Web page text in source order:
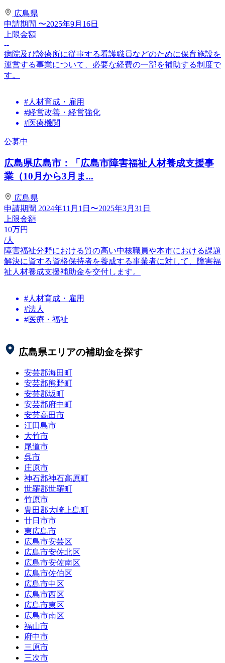
広島県
申請期間 〜2025年9月16日
上限金額
--
病院及び診療所に従事する看護職員などのために保育施設を
運営する事業について、必要な経費の一部を補助する制度で
す。
#人材育成・雇用
#経営改善・経営強化
#医療機関
公募中
広島県広島市：「広島市障害福祉人材養成支援事
業（10月から3月ま...
広島県
申請期間 2024年11月1日〜2025年3月31日
上限金額
10万円
/人
障害福祉分野における質の高い中核職員や本市における課題
解決に資する資格保持者を養成する事業者に対して、障害福
祉人材養成支援補助金を交付します。
#人材育成・雇用
#法人
#医療・福祉
広島県エリアの補助金を探す
安芸郡海田町
安芸郡熊野町
安芸郡坂町
安芸郡府中町
安芸高田市
江田島市
大竹市
尾道市
呉市
庄原市
神石郡神石高原町
世羅郡世羅町
竹原市
豊田郡大崎上島町
廿日市市
東広島市
広島市安芸区
広島市安佐北区
広島市安佐南区
広島市佐伯区
広島市中区
広島市西区
広島市東区
広島市南区
福山市
府中市
三原市
三次市